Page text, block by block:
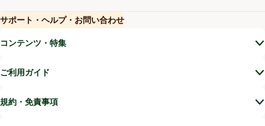
サポート・ヘルプ・お問い合わせ
(新しいウィンドウで開く)
コンテンツ・特集
ご利用ガイド
規約・免責事項